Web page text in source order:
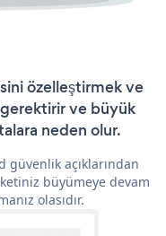
özelleştirmek ve
ve büyük
neden olur.
güvenlik açıklarından
büyümeye devam
olasıdır.